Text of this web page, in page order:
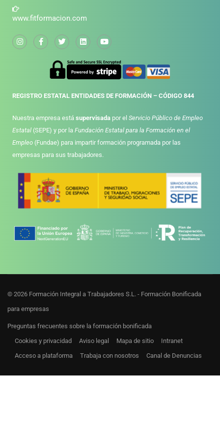
www.fitformacion.com
REGISTRO ESTATAL ENTIDADES DE FORMACIÓN – CÓDIGO 844
Nuestra empresa está supervisada por el Servicio Público de Empleo
Estatal (SEPE) y por la Fundación Estatal para la Formación en el
Empleo (Fundae) para impartir formación programada por las
empresas para sus trabajadores.
© 2026 Formación Integral a Trabajadores S.L. - Formación Bonificada
para empresas
Preguntas frecuentes sobre la formación bonificada
Cookies y privacidad
Aviso legal Mapa de sitio
Intranet
Acceso a plataforma
Trabaja con nosotros Canal de Denuncias